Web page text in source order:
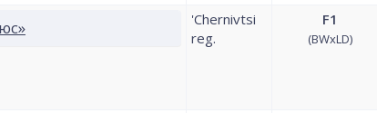
'Chernivtsi
reg.
F1
(BWxLD)